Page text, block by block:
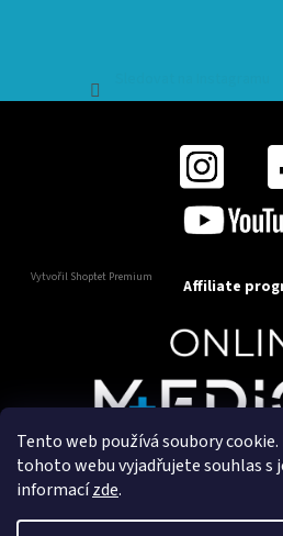
Tento web používá soubory
tohoto webu vyjadřujete souhlas s
informacízde.
Vytvořil Shoptet Premium Affiliate
Copyright 2025
Vytvořil a marketingově